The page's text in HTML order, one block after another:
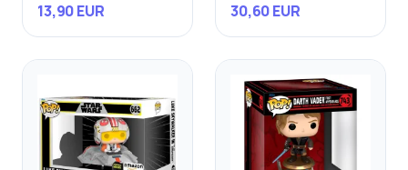
13,90 EUR 30,60 EUR